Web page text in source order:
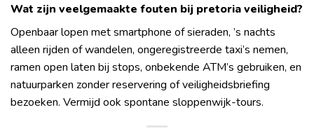
Wat zijn veelgemaakte fouten bij pretoria veiligheid?
Openbaar lopen met smartphone of sieraden, ’s nachts
alleen rijden of wandelen, ongeregistreerde taxi’s nemen,
ramen open laten bij stops, onbekende ATM’s gebruiken, en
natuurparken zonder reservering of veiligheidsbriefing
bezoeken. Vermijd ook spontane sloppenwijk-tours.